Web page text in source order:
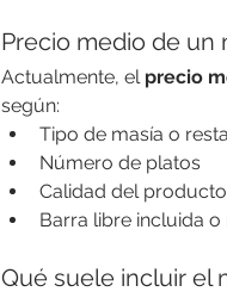
Precio medio de un
Actualmente, el precio
según:
Tipo de masía o
Número de platos
Calidad del producto
Barra libre incluida o
Qué suele incluir el